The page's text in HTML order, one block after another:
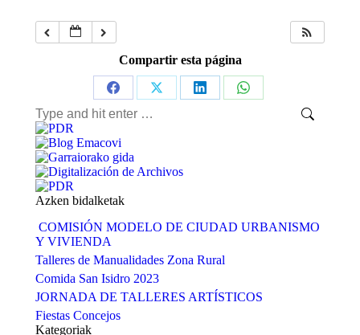
Compartir esta página
Share
on
Facebook
Share
Share
Share
Search:
Azken bidalketak
COMISIÓN MODELO DE CIUDAD URBANISMO
Y VIVIENDA
Talleres de Manualidades Zona Rural
Comida San Isidro 2023
JORNADA DE TALLERES ARTÍSTICOS
Fiestas Concejos
Kategoriak